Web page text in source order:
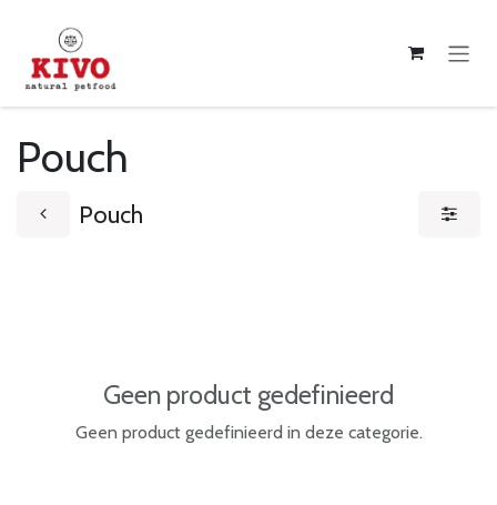
Pouch
Pouch
Geen product gedefinieerd
Geen product gedefinieerd in deze categorie.